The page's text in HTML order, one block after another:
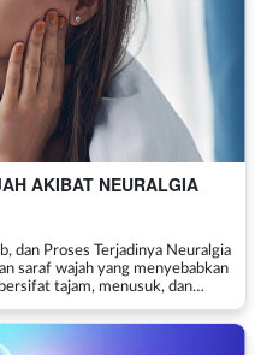
AKIBAT NEURALGIA
Terjadinya Neuralgia
saraf wajah yang menyebabkan
tajam, menusuk, dan